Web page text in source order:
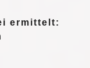
ermittelt: